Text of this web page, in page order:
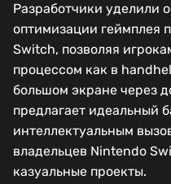
Разработчики уделили
оптимизации геймплея
Switch, позволяя
процессом как в
большом экране через
предлагает идеальный
интеллектуальным
владельцев Nintendo
казуальные проекты.